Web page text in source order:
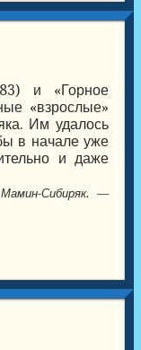
и «Горное
«взрослые»
Им удалось
в начале уже
и даже
Сибиряк. —